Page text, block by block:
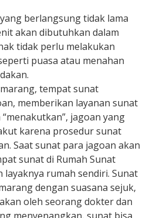
berlangsung tidak lama
akan dibutuhkan dalam
tidak perlu melakukan
puasa atau menahan
tempat sunat
memberikan layanan sunat
jagoan yang
karena prosedur sunat
Saat sunat para jagoan akan
sunat di Rumah Sunat
layaknya rumah sendiri. Sunat
dengan suasana sejuk,
oleh seorang dokter dan